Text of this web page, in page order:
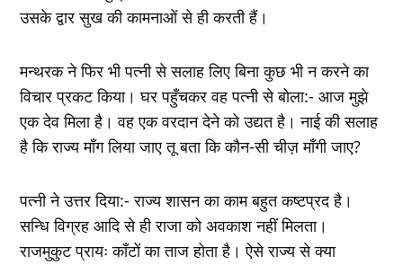
उसके द्वार सुख की कामनाओं से ही करती हैं।
मन्थरक ने फिर भी पत्नी से सलाह लिए बिना कुछ भी न करने का
विचार प्रकट किया। घर पहुँचकर वह पत्नी से बोला:- आज मुझे
एक देव मिला है। वह एक वरदान देने को उद्यत है। नाई की सलाह
है कि राज्य माँग लिया जाए तू बता कि कौन-सी चीज़ माँगी जाए?
पत्नी ने उत्तर दिया:- राज्य शासन का काम बहुत कष्टप्रद है।
सन्धि विग्रह आदि से ही राजा को अवकाश नहीं मिलता।
राजमुकुट प्रायः काँटों का ताज होता है। ऐसे राज्य से क्या